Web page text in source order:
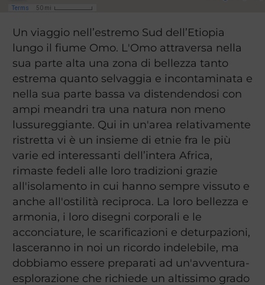
Un viaggio nell’estremo Sud dell’Etiopia
lungo il fiume Omo. L'Omo attraversa nella
sua parte alta una zona di bellezza tanto
estrema quanto selvaggia e incontaminata e
nella sua parte bassa va distendendosi con
ampi meandri tra una natura non meno
lussureggiante. Qui in un'area relativamente
ristretta vi è un insieme di etnie fra le più
varie ed interessanti dell’intera Africa,
rimaste fedeli alle loro tradizioni grazie
all'isolamento in cui hanno sempre vissuto e
anche all'ostilità reciproca. La loro bellezza e
armonia, i loro disegni corporali e le
acconciature, le scarificazioni e deturpazioni,
lasceranno in noi un ricordo indelebile, ma
dobbiamo essere preparati ad un'avventura-
esplorazione che richiede un altissimo grado